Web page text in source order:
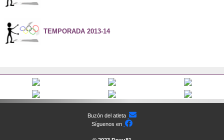
TEMPORADA 2013-14
Anterior Anterior Anterior
Anterior
Siguiente
Anterior Siguiente
Anterior
Buzón del atleta
Síguenos en